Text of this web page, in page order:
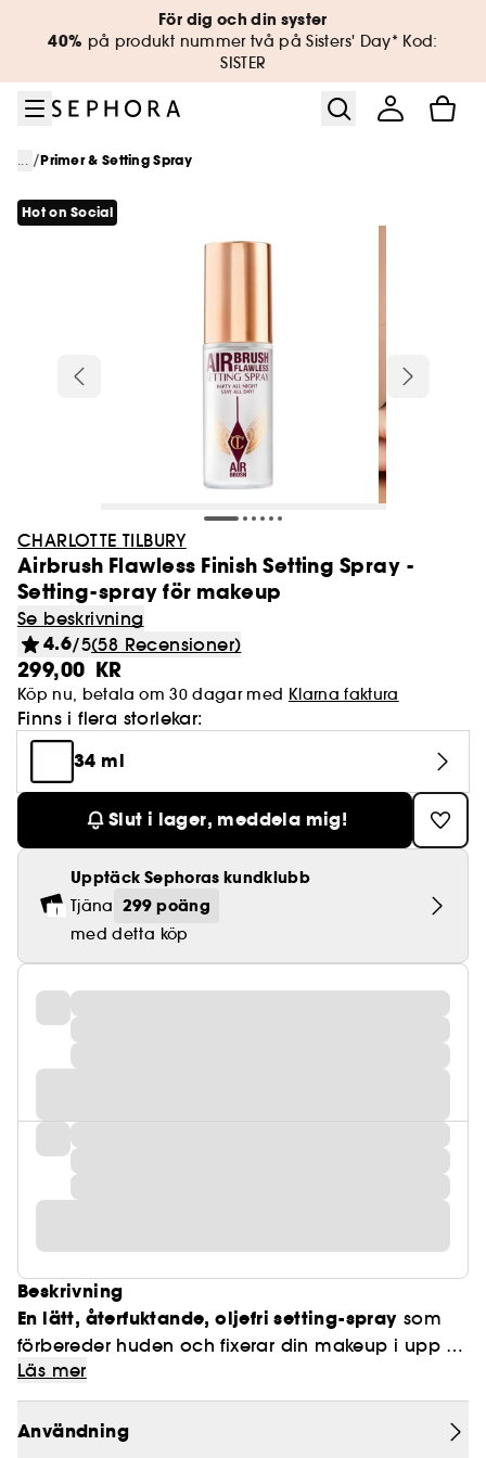
Gå till huvudinnehålletFör dig och din syster
40% på produkt nummer två på Sisters' Day* Kod:
SISTER
... /Primer & Setting Spray
Hot on Social
CHARLOTTE TILBURY
Airbrush Flawless Finish Setting Spray -
Setting-spray för makeup
Se beskrivning
4.6/5(58 Recensioner)
299,00 KR
Köp nu, betala om 30 dagar med Klarna faktura
Finns i flera storlekar:
34 ml
Slut i lager, meddela mig!
Upptäck Sephoras kundklubb
Tjäna 299 poäng
med detta köp
Beskrivning
En lätt, återfuktande, oljefri setting-spray som
förbereder huden och fixerar din makeup i upp till
16 timmar*!
Den högpresterande formulan fungerar i harmoni
med din foundation, concealer, bronzer och
Läs mer
Användning